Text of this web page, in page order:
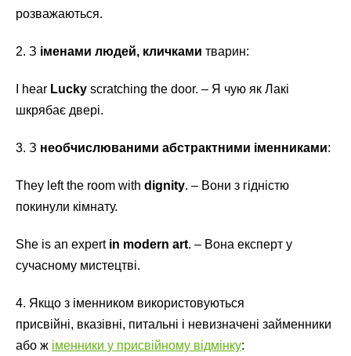
розважаються.
2. З іменами людей, кличками тварин:
I hear Lucky scratching the door. – Я чую як Лакі
шкрябає двері.
3. З необчислюваними абстрактними іменниками:
They left the room with dignity. – Вони з гідністю
покинули кімнату.
She is an expert in modern art. – Вона експерт у
сучасному мистецтві.
4. Якщо з іменником використовуються
присвійні, вказівні, питальні і невизначені займенники
або ж іменники у присвійному відмінку: